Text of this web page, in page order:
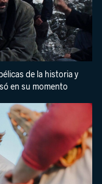
de la historia y
en su momento